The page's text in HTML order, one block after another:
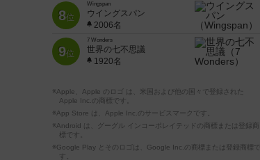
8位
Wingspan
ウイングスパン
2006名
9位
7 Wonders
世界の七不思議
1920名
※Apple、Apple のロゴ は、米国および他の国々で登録された
Apple Inc.の商標です。
※App Store は、Apple Inc.のサービスマークです。
※Android は、グーグル インコーポレイテッドの商標または登録商
標です。
※Google Play とそのロゴは、Google Inc.の商標または登録商標で
す。